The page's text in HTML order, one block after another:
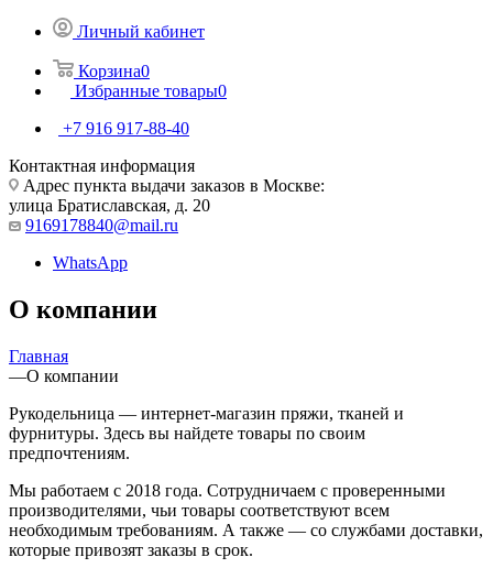
Личный кабинет
Корзина0
Избранные товары0
+7 916 917-88-40
Контактная информация
Адрес пункта выдачи заказов в Москве:
улица Братиславская, д. 20
9169178840@mail.ru
WhatsApp
О компании
Главная
—О компании
Рукодельница — интернет-магазин пряжи, тканей и
фурнитуры. Здесь вы найдете товары по своим
предпочтениям.
Мы работаем с 2018 года. Сотрудничаем с проверенными
производителями, чьи товары соответствуют всем
необходимым требованиям. А также — со службами доставки,
которые привозят заказы в срок.